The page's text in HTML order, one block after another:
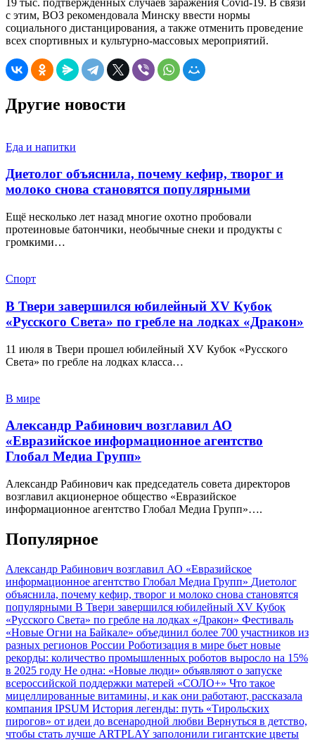
19 тыс. подтвержденных случаев заражения Covid-19. В связи
с этим, ВОЗ рекомендовала Минску ввести нормы
социального дистанцирования, а также отменить проведение
всех спортивных и культурно-массовых мероприятий.
Другие новости
Еда и напитки
Диетолог объяснила, почему кефир, творог и
молоко снова становятся популярными
Ещё несколько лет назад многие охотно пробовали
протеиновые батончики, необычные снеки и продукты с
громкими…
Спорт
В Твери завершился юбилейный XV Кубок
«Русского Света» по гребле на лодках «Дракон»
11 июля в Твери прошел юбилейный XV Кубок «Русского
Света» по гребле на лодках класса…
В мире
Александр Рабинович возглавил АО
«Евразийское информационное агентство
Глобал Медиа Групп»
Александр Рабинович как председатель совета директоров
возглавил акционерное общество «Евразийское
информационное агентство Глобал Медиа Групп»….
Популярное
Александр Рабинович возглавил АО «Евразийское
информационное агентство Глобал Медиа Групп» Диетолог
объяснила, почему кефир, творог и молоко снова становятся
популярными В Твери завершился юбилейный XV Кубок
«Русского Света» по гребле на лодках «Дракон» Фестиваль
«Новые Огни на Байкале» объединил более 700 участников из
разных регионов России Роботизация в мире бьет новые
рекорды: количество промышленных роботов выросло на 15%
в 2025 году Не одна: «Новые люди» объявляют о запуске
всероссийской поддержки матерей «СОЛО+» Что такое
мицеллированные витамины, и как они работают, рассказала
компания IPSUM История легенды: путь «Тирольских
пирогов» от идеи до всенародной любви Вернуться в детство,
чтобы стать лучше ARTPLAY заполонили гигантские цветы